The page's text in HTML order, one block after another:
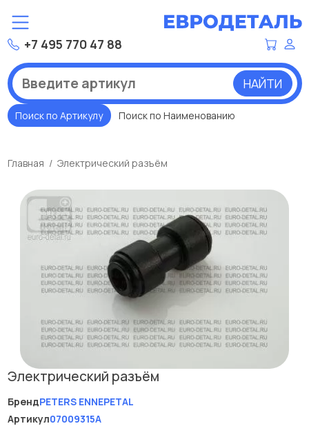
+7 495 770 47 88
НАЙТИ
Поиск по Артикулу Поиск по Наименованию
Главная Электрический разъём
Электрический разъём
БрендPETERS ENNEPETAL
Артикул07009315A